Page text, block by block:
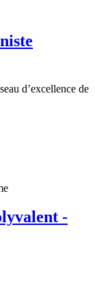
d’excellence de
-